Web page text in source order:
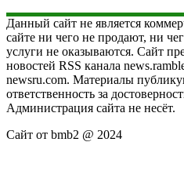
Данный сайт не является
сайте ни чего не продают, ни
услуги не оказываются. Сайт
новостей RSS канала
newsru.com. Материалы
ответственность за
Администрация сайта не несёт.
Сайт от bmb2 @ 2024